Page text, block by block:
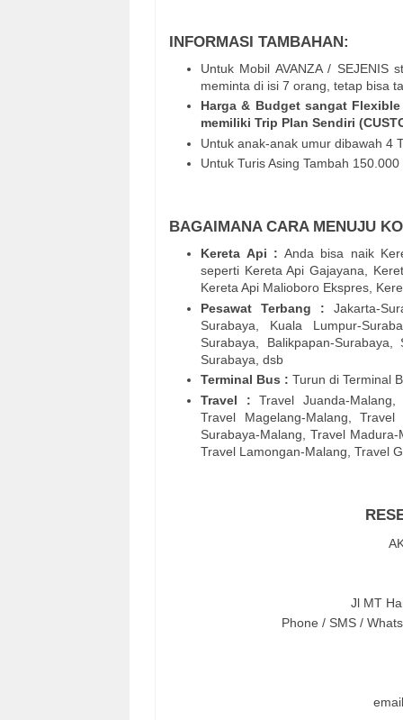
INFORMASI TAMBAHAN:
Untuk Mobil AVANZA /
meminta di isi 7 orang, tetap bisa
Harga & Budget sangat
memiliki Trip Plan Sendiri
Untuk anak-anak umur dibawah 4
Untuk Turis Asing Tambah 150.000
BAGAIMANA CARA MENUJU
Kereta Api : Anda bisa naik
seperti Kereta Api Gajayana,
Kereta Api Malioboro Ekspres,
Pesawat Terbang : Jakarta-
Surabaya, Kuala Lumpur-
Surabaya, Balikpapan-Surabaya,
Surabaya, dsb
Terminal Bus : Turun di Terminal
Travel : Travel Juanda-Malang,
Travel Magelang-Malang, Travel
Surabaya-Malang, Travel
Travel Lamongan-Malang, Travel
Jl MT
Phone / SMS /